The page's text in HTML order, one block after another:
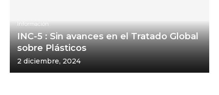
Información
INC-5 : Sin avances en el Tratado Global
sobre Plásticos
2 diciembre, 2024